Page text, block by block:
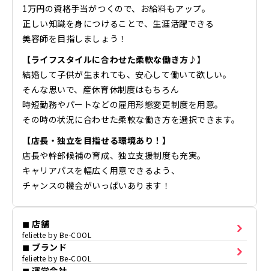
1万円の資格手当がつくので、お給料もアップ。
正しい知識を身につけることで、生涯活躍できる
美容師を目指しましょう！
【ライフスタイルに合わせた柔軟な働き方♪】
結婚して子供が生まれても、安心して働いて欲しい。
そんな思いで、産休育休制度はもちろん
時短勤務やパートなどの雇用形態変更制度を用意。
その時の状況に合わせた柔軟な働き方を選択できます。
【店長・独立を目指せる環境あり！】
店長や幹部候補の育成、独立支援制度も充実。
キャリアパスを幅広く用意できるよう、
チャンスの機会がいっぱいあります！
◼ 店舗
feliette by Be-COOL
◼ ブランド
feliette by Be-COOL